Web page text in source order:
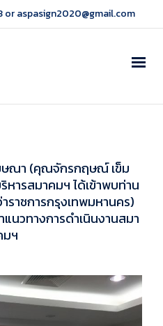
aspasign2020@gmail.com
ษณา (คุณจักรกฤษณ์ เข็ม
ารสมาคมฯ ได้เข้าพบท่าน
ราชการกรุงเทพมหานคร)
แนวทางการดำเนินงานสมา
มฯ